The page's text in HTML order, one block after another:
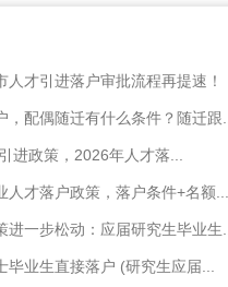
人才引进落户审批流程再提速！
，配偶随迁有什么条件？随迁跟...
进政策，2026年人才落...
人才落户政策，落户条件+名额...
进一步松动：应届研究生毕业生...
毕业生直接落户 (研究生应届...